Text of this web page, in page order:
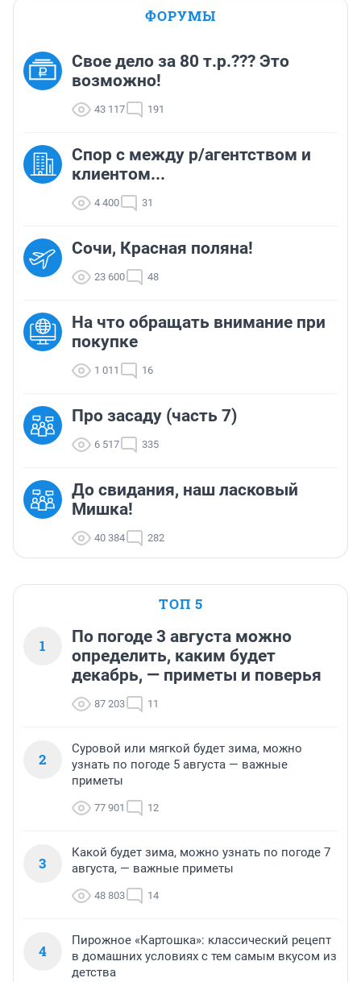
ФОРУМЫ
Свое дело за 80 т.р.??? Это
возможно!
43 117 191
Спор с между р/агентством и
клиентом...
4 400 31
Сочи, Красная поляна!
23 600 48
На что обращать внимание при
покупке
1 011 16
Про засаду (часть 7)
6 517 335
До свидания, наш ласковый
Мишка!
40 384 282
ТОП 5
1
По погоде 3 августа можно
определить, каким будет
декабрь, — приметы и поверья
87 203 11
2
Суровой или мягкой будет зима, можно
узнать по погоде 5 августа — важные
приметы
77 901 12
3
Какой будет зима, можно узнать по погоде 7
августа, — важные приметы
48 803 14
4
Пирожное «Картошка»: классический рецепт
в домашних условиях с тем самым вкусом из
детства